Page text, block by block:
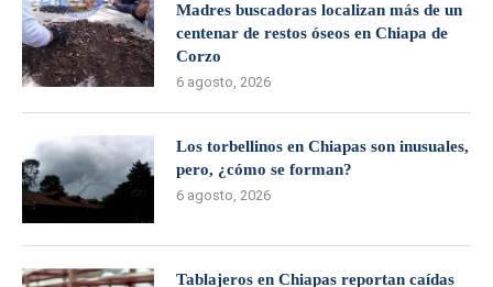
Madres buscadoras localizan más de un
centenar de restos óseos en Chiapa de
Corzo
6 agosto, 2026
Los torbellinos en Chiapas son inusuales,
pero, ¿cómo se forman?
6 agosto, 2026
Tablajeros en Chiapas reportan caídas